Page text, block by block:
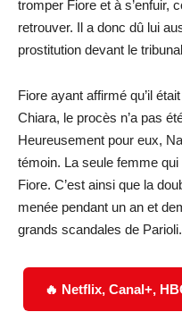
tromper Fiore et à s’enfuir,
retrouver. Il a donc dû lui
prostitution devant le
Fiore ayant affirmé qu’il
Chiara, le procès n’a pas
Heureusement pour eux,
témoin. La seule femme
Fiore. C’est ainsi que la
menée pendant un an et
grands scandales de Parioli.
🔥 Netflix, Canal+,